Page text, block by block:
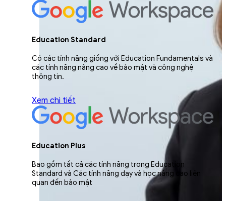
Education Standard
Có các tính năng giống với Education Fundamentals và
các tính năng nâng cao về bảo mật và công nghệ
thông tin.
Xem chi tiết
Education Plus
Bao gồm tất cả các tính năng trong Education
Standard và Các tính năng dạy và học nâng cao liên
quan đến bảo mật